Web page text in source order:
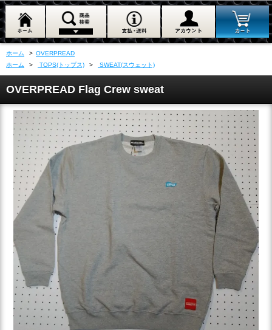
ホーム > OVERPREAD
ホーム
> TOPS(トップス) > SWEAT(スウェット)
OVERPREAD Flag Crew sweat